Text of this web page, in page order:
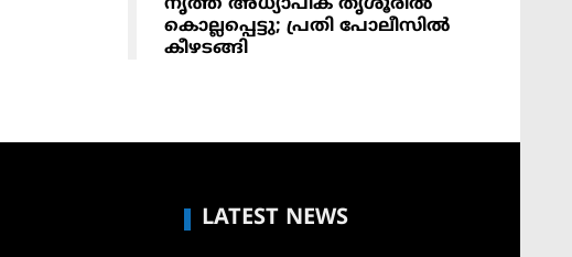
കൊല്ലപ്പെട്ടു; പ്രതി പോലീസിൽ
കീഴടങ്ങി
LATEST NEWS